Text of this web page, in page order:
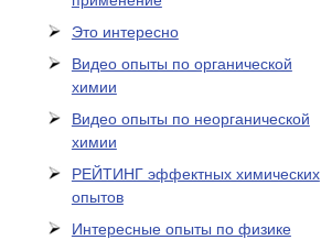
Это интересно
Видео опыты по органической
химии
Видео опыты по неорганической
химии
РЕЙТИНГ эффектных химических
опытов
Интересные опыты по физике